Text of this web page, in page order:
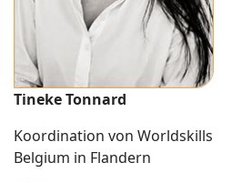
Tineke Tonnard
Koordination von Worldskills
Belgium in Flandern